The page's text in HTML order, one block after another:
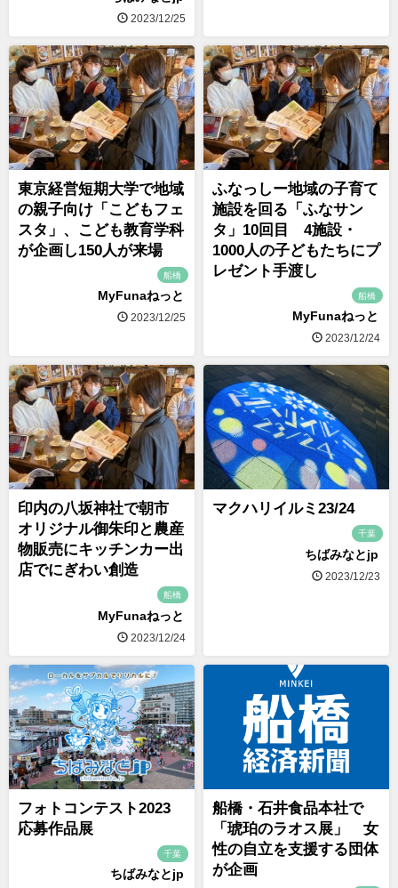
2023/12/25
東京経営短期大学で地域
の親子向け「こどもフェ
スタ」、こども教育学科
が企画し150人が来場
船橋
MyFunaねっと
2023/12/25
ふなっしー地域の子育て
施設を回る「ふなサン
タ」10回目 4施設・
1000人の子どもたちにプ
レゼント手渡し
船橋
MyFunaねっと
2023/12/24
印内の八坂神社で朝市
オリジナル御朱印と農産
物販売にキッチンカー出
店でにぎわい創造
船橋
MyFunaねっと
2023/12/24
マクハリイルミ23/24
千葉
ちばみなとjp
2023/12/23
フォトコンテスト2023
応募作品展
千葉
ちばみなとjp
船橋・石井食品本社で
「琥珀のラオス展」 女
性の自立を支援する団体
が企画